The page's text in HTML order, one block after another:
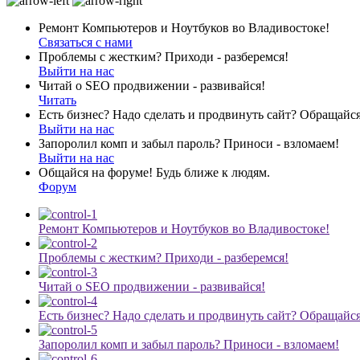
Ремонт Компьютеров и Ноутбуков во Владивостоке!
Связаться с нами
Проблемы с жестким? Приходи - разберемся!
Выйти на нас
Читай о SEO продвижении - развивайся!
Читать
Есть бизнес? Надо сделать и продвинуть сайт?
Выйти на нас
Запоролил комп и забыл пароль? Приноси - взломаем!
Выйти на нас
Общайся на форуме! Будь ближе к людям.
Форум
Ремонт Компьютеров и Ноутбуков во Владивостоке!
Проблемы с жестким? Приходи - разберемся!
Читай о SEO продвижении - развивайся!
Есть бизнес? Надо сделать и продвинуть сайт?
Запоролил комп и забыл пароль? Приноси - взломаем!